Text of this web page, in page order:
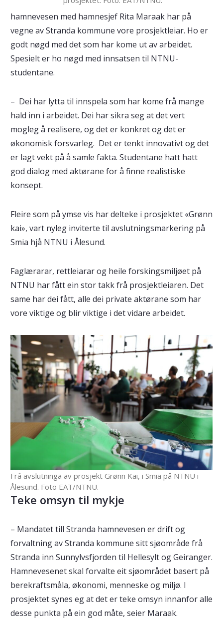
hamnevesen med hamnesjef Rita Maraak har på
vegne av Stranda kommune vore prosjektleiar. Ho er
godt nøgd med det som har kome ut av arbeidet.
Spesielt er ho nøgd med innsatsen til NTNU-
studentane.
– Dei har lytta til innspela som har kome frå mange
hald inn i arbeidet. Dei har sikra seg at det vert
mogleg å realisere, og det er konkret og det er
økonomisk forsvarleg. Det er tenkt innovativt og det
er lagt vekt på å samle fakta. Studentane hatt hatt
god dialog med aktørane for å finne realistiske
konsept.
Fleire som på ymse vis har delteke i prosjektet «Grønn
kai», vart nyleg inviterte til avslutningsmarkering på
Smia hjå NTNU i Ålesund.
Faglærarar, rettleiarar og heile forskingsmiljøet på
NTNU har fått ein stor takk frå prosjektleiaren. Det
same har dei fått, alle dei private aktørane som har
vore viktige og blir viktige i det vidare arbeidet.
Frå avslutninga av prosjekt Grønn Kai, i Smia på NTNU i
Ålesund. Foto EAT/NTNU.
Teke omsyn til mykje
– Mandatet till Stranda hamnevesen er drift og
forvaltning av Stranda kommune sitt sjøområde frå
Stranda inn Sunnylvsfjorden til Hellesylt og Geiranger.
Hamnevesenet skal forvalte eit sjøområdet basert på
berekraftsmåla, økonomi, menneske og miljø. I
prosjektet synes eg at det er teke omsyn innanfor alle
desse punkta på ein god måte, seier Maraak.